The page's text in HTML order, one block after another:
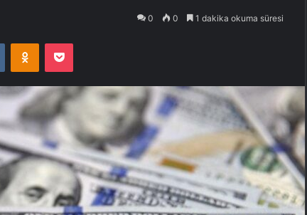
0 0 1 dakika okuma süresi
VKontakteOdnoklassniki
Pocket